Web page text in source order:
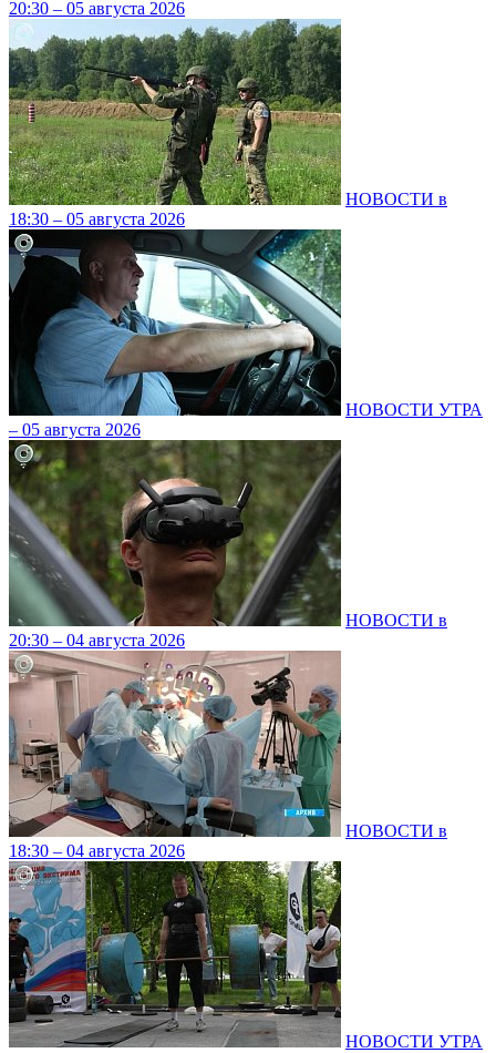
20:30 – 05 августа 2026
НОВОСТИ в
18:30 – 05 августа 2026
НОВОСТИ УТРА
– 05 августа 2026
НОВОСТИ в
20:30 – 04 августа 2026
НОВОСТИ в
18:30 – 04 августа 2026
НОВОСТИ УТРА